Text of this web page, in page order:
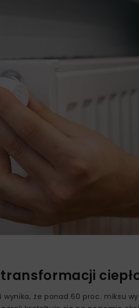
wynika, że ponad 60 proc. miksu